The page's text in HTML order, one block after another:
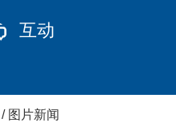
互动
/ 图片新闻